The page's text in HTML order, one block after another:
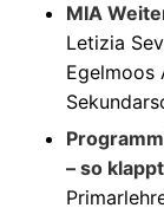
MIA
Letizia
Egelmoos
– so